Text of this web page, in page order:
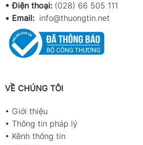
• Điện thoại: (028) 66 505 111
• Email: info@thuongtin.net
VỀ CHÚNG TÔI
• Giới thiệu
• Thông tin pháp lý
• Kênh thông tin